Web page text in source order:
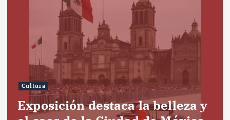
Cultura
Exposición destaca la belleza y